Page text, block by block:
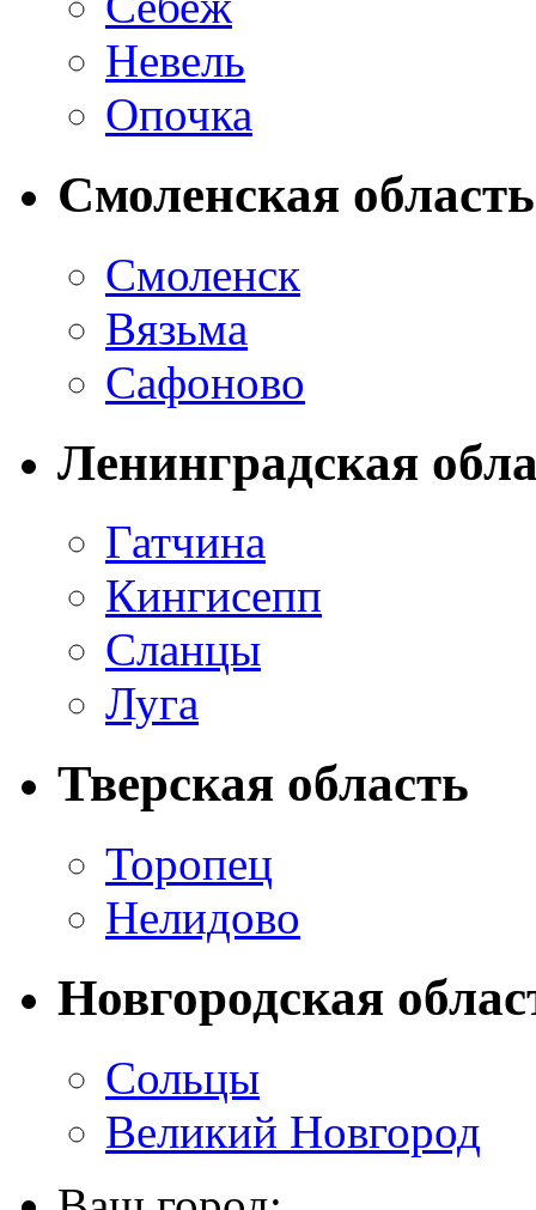
Невель
Опочка
Смоленская область
Смоленск
Вязьма
Сафоново
Ленинградская
Гатчина
Кингисепп
Сланцы
Луга
Тверская область
Торопец
Нелидово
Новгородская
Сольцы
Великий Новгород